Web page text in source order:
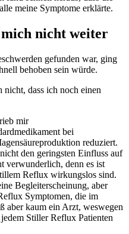
meine Symptome erklärte.
nicht weiter
gefunden war, ging
behoben sein würde.
dass ich noch einen
mir
bei
reduziert.
den geringsten Einfluss auf
verwunderlich, denn es ist
Reflux wirkungslos sind.
Begleiterscheinung, aber
Symptomen, die im
aber kaum ein Arzt, weswegen
Stiller Reflux Patienten